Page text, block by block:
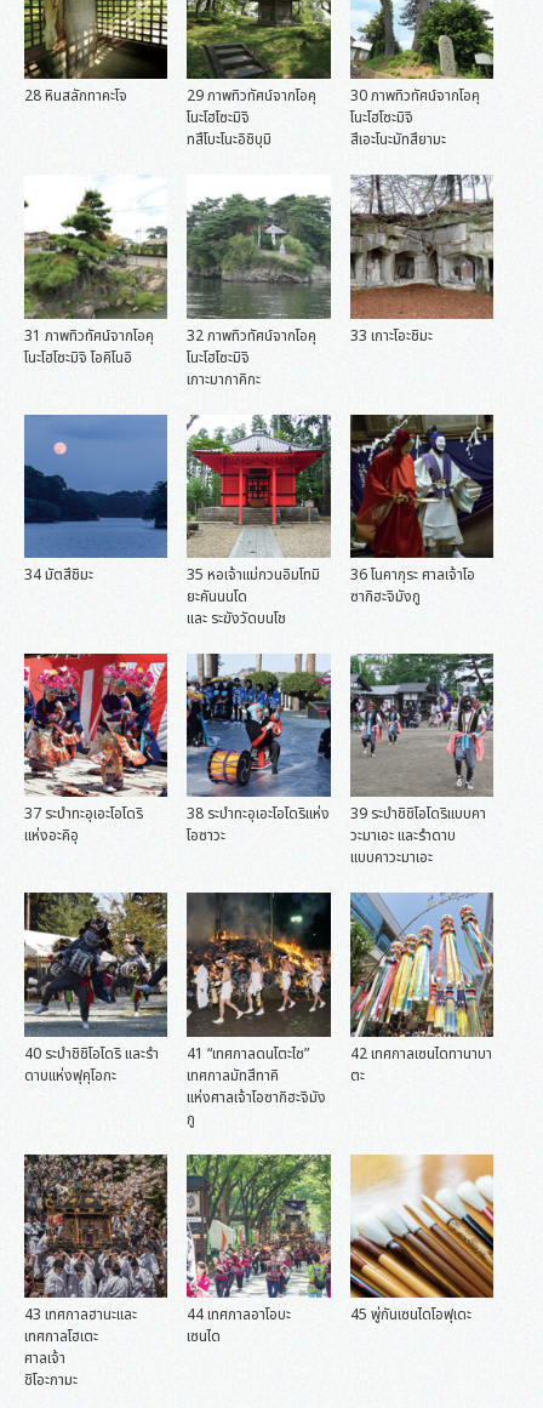
28 หินสลักทาคะโจ
29 ภาพทิวทัศน์จากโอคุ
โนะโฮโซะมิจิ
ทสึโบะโนะอิชิบุมิ
30 ภาพทิวทัศน์จากโอคุ
โนะโฮโซะมิจิ
สึเอะโนะมัทสึยามะ
31 ภาพทิวทัศน์จากโอคุ
โนะโฮโซะมิจิ โอคิโนอิ
32 ภาพทิวทัศน์จากโอคุ
โนะโฮโซะมิจิ
เกาะมากาคิกะ
33 เกาะโอะชิมะ
34 มัตสึชิมะ
35 หอเจ้าแม่กวนอิมโทมิ
ยะคันนนโด
และ ระฆังวัดบนโช
36 โนคากุระ ศาลเจ้าโอ
ซากิฮะจิมังกู
37 ระบำทะอุเอะโอโดริ
แห่งอะคิอุ
38 ระบำทะอุเอะโอโดริแห่ง
โอซาวะ
39 ระบำชิชิโอโดริแบบคา
วะมาเอะ และรำดาบ
แบบคาวะมาเอะ
40 ระบำชิชิโอโดริ และรำ
ดาบแห่งฟุคุโอกะ
41 “เทศกาลดนโตะไซ”
เทศกาลมัทสึทาคิ
แห่งศาลเจ้าโอซากิฮะจิมัง
กู
42 เทศกาลเซนไดทานาบา
ตะ
43 เทศกาลฮานะและ
เทศกาลโฮเตะ
ศาลเจ้า
ชิโอะกามะ
44 เทศกาลอาโอบะ
เซนได
45 พู่กันเซนไดโอฟุเดะ